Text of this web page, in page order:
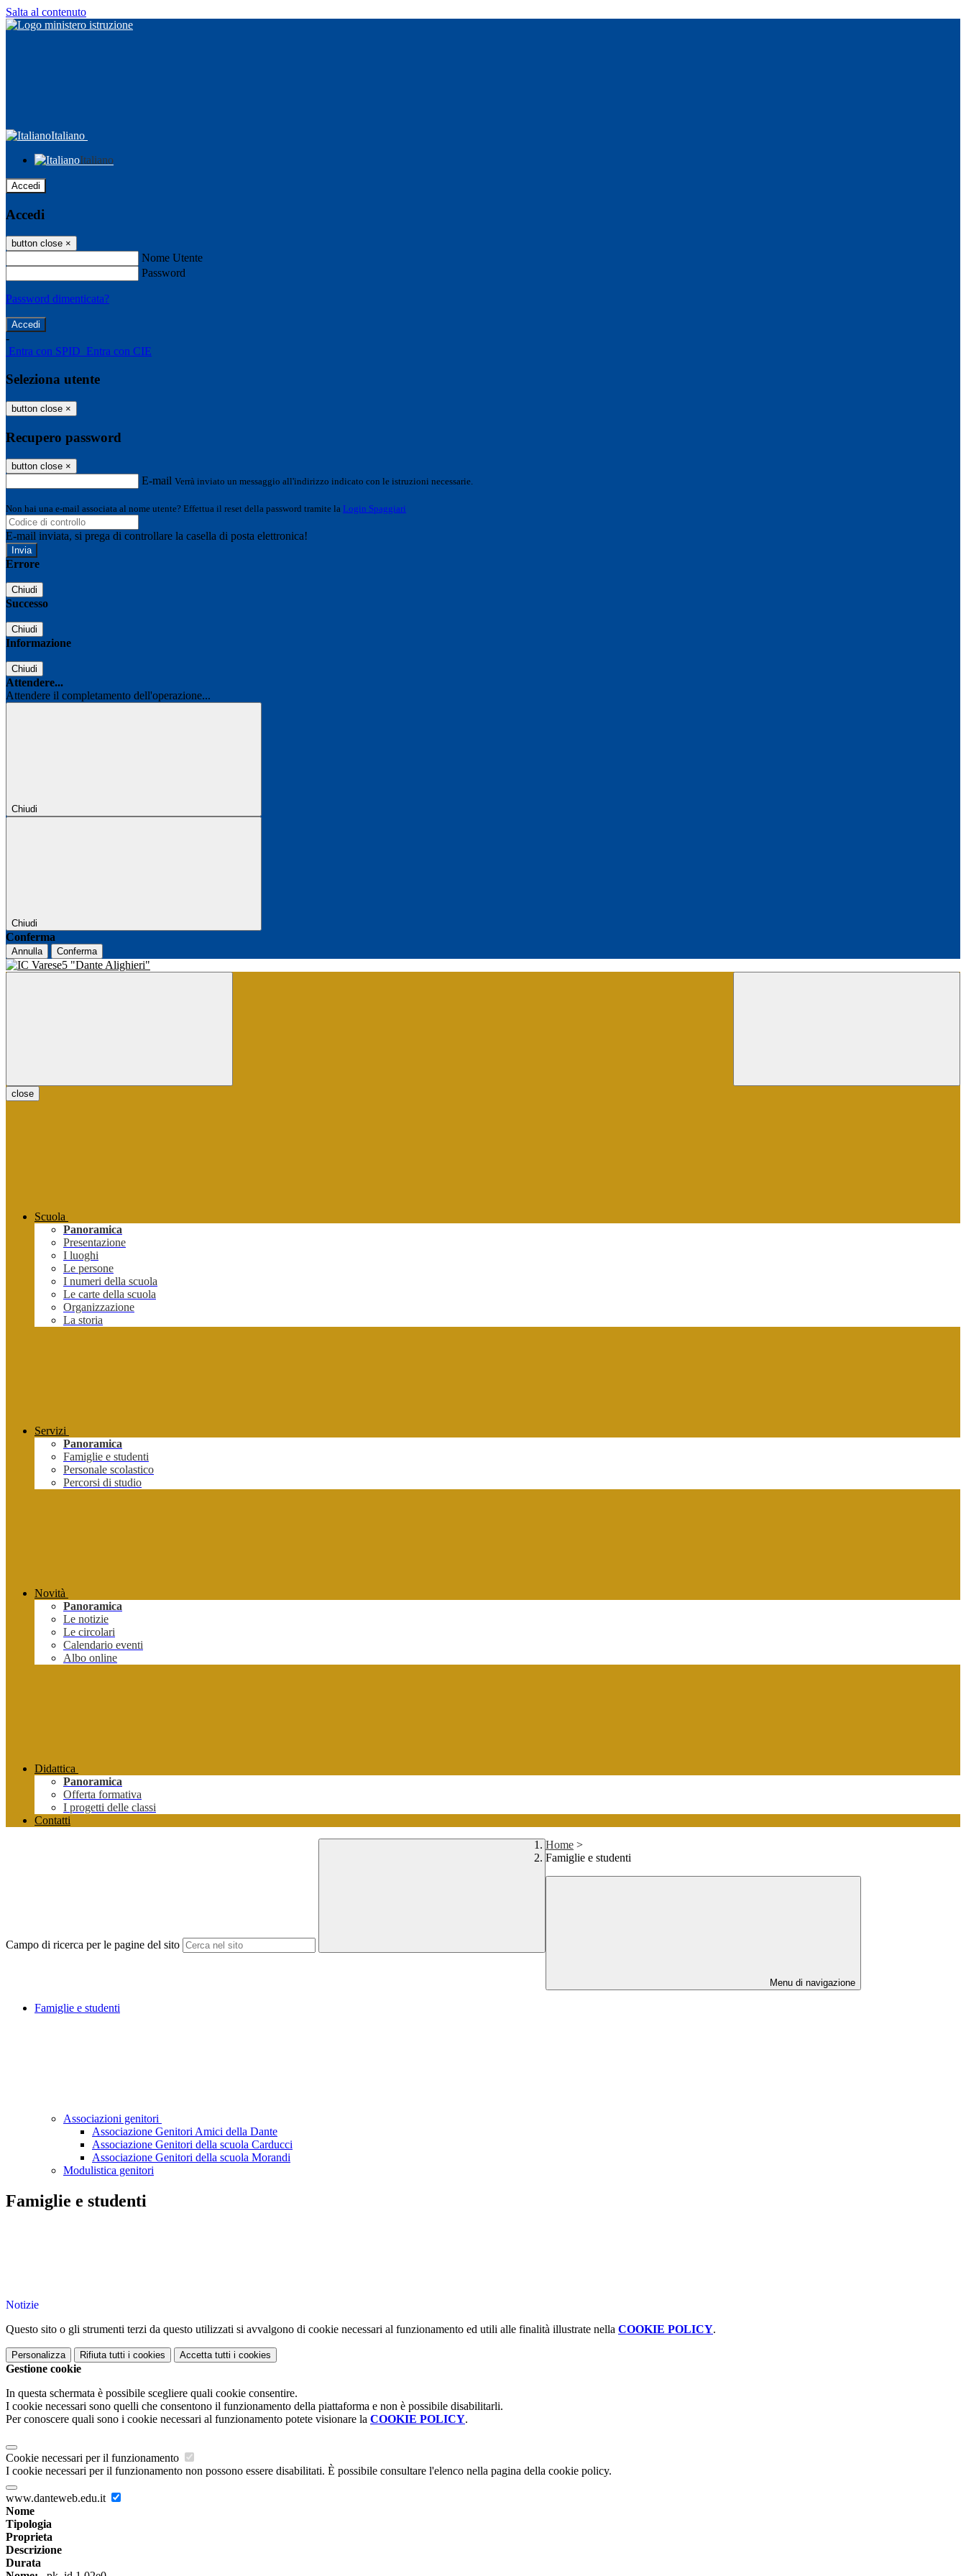
Salta al contenuto
Italiano
Italiano
Accedi
Accedi
button close ×
Nome Utente
Password
Password dimenticata?
-
Entra con SPID Entra con CIE
Seleziona utente
button close ×
Recupero password
button close ×
E-mail Verrà inviato un messaggio all'indirizzo indicato con le istruzioni necessarie.
Non hai una e-mail associata al nome utente? Effettua il reset della password tramite la Login Spaggiari
E-mail inviata, si prega di controllare la casella di posta elettronica!
Errore
Chiudi
Successo
Chiudi
Informazione
Chiudi
Attendere...
Attendere il completamento dell'operazione...
Chiudi
Chiudi
Conferma
Annulla Conferma
close
Scuola
Panoramica
Presentazione
I luoghi
Le persone
I numeri della scuola
Le carte della scuola
Organizzazione
La storia
Servizi
Panoramica
Famiglie e studenti
Personale scolastico
Percorsi di studio
Novità
Panoramica
Le notizie
Le circolari
Calendario eventi
Albo online
Didattica
Panoramica
Offerta formativa
I progetti delle classi
Contatti
Campo di ricerca per le pagine del sito
Home >
Famiglie e studenti
Menu di navigazione
Famiglie e studenti
Associazioni genitori
Associazione Genitori Amici della Dante
Associazione Genitori della scuola Carducci
Associazione Genitori della scuola Morandi
Modulistica genitori
Famiglie e studenti
Notizie
Questo sito o gli strumenti terzi da questo utilizzati si avvalgono di cookie necessari al funzionamento ed utili alle finalità illustrate nella COOKIE POLICY.
Personalizza Rifiuta tutti i cookies Accetta tutti i cookies
Gestione cookie
In questa schermata è possibile scegliere quali cookie consentire.
I cookie necessari sono quelli che consentono il funzionamento della piattaforma e non è possibile disabilitarli.
Per conoscere quali sono i cookie necessari al funzionamento potete visionare la COOKIE POLICY.
Cookie necessari per il funzionamento
I cookie necessari per il funzionamento non possono essere disabilitati. È possibile consultare l'elenco nella pagina della cookie policy.
www.danteweb.edu.it
Nome
Tipologia
Proprieta
Descrizione
Durata